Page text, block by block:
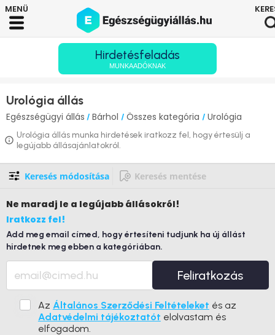
Hirdetésfeladás
MUNKAADÓKNAK
Urológia állás
Egészségügyi állás / Bárhol / Összes kategória / Urológia
Urológia állás munka hirdetések iratkozz fel, hogy értesülj a
legújabb állásajánlatokról.
Keresés módosítása Keresés mentése
Ne maradj le a legújabb állásokról!
Iratkozz fel!
Add meg email címed, hogy értesíteni tudjunk ha új állást
hirdetnek meg ebben a kategóriában.
Feliratkozás
Az Általános Szerződési Feltételeket és az
Adatvédelmi tájékoztatót elolvastam és
elfogadom.